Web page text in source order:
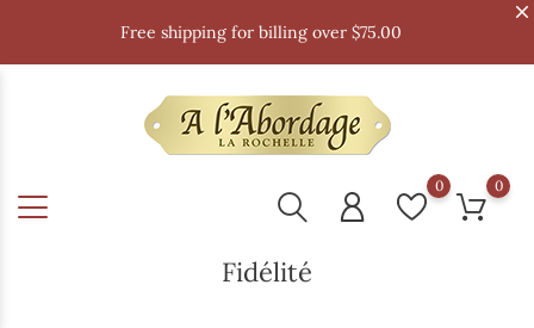
Free shipping for billing over $75.00
0 0
Fidélité